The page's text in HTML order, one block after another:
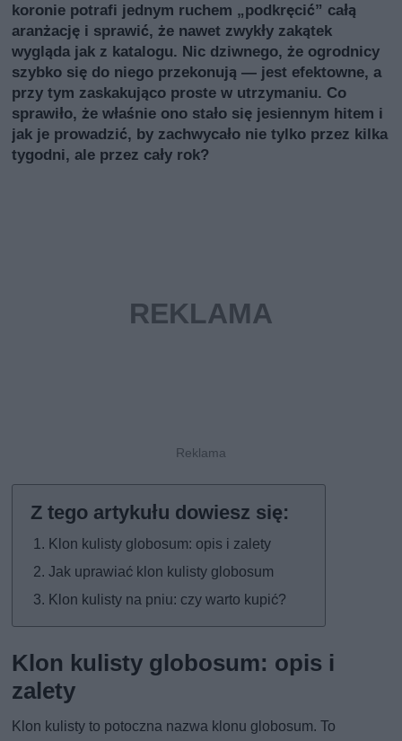
koronie potrafi jednym ruchem „podkręcić” całą
aranżację i sprawić, że nawet zwykły zakątek
wygląda jak z katalogu. Nic dziwnego, że ogrodnicy
szybko się do niego przekonują — jest efektowne, a
przy tym zaskakująco proste w utrzymaniu. Co
sprawiło, że właśnie ono stało się jesiennym hitem i
jak je prowadzić, by zachwycało nie tylko przez kilka
tygodni, ale przez cały rok?
Klon kulisty globosum: opis i zalety
Jak uprawiać klon kulisty globosum
Klon kulisty na pniu: czy warto kupić?
Klon kulisty globosum: opis i
zalety
Klon kulisty to potoczna nazwa klonu globosum. To